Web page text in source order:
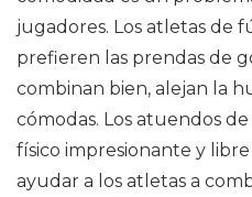
jugadores. Los atletas de
prefieren las prendas de
combinan bien, alejan la
cómodas. Los atuendos
físico impresionante y
ayudar a los atletas a